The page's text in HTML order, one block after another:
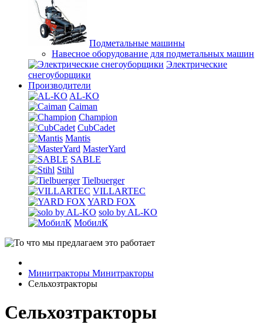
Подметальные машины
Навесное оборудование для подметальных машин
Электрические
снегоуборщики
Производители
AL-KO
Caiman
Champion
CubCadet
Mantis
MasterYard
SABLE
Stihl
Tielbuerger
VILLARTEC
YARD FOX
solo by AL-KO
МобилК
Минитракторы Минитракторы
Сельхозтракторы
Сельхозтракторы